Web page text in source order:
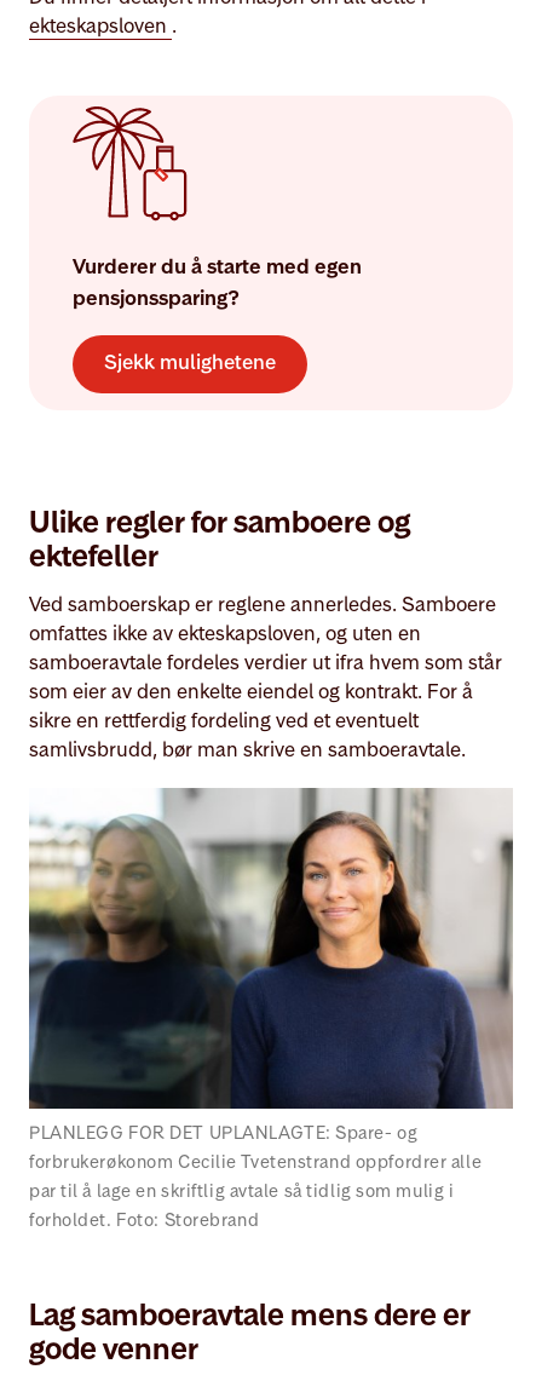
ekteskapsloven .
Vurderer du å starte med egen
pensjonssparing?
Sjekk mulighetene
Ulike regler for samboere og
ektefeller
Ved samboerskap er reglene annerledes. Samboere
omfattes ikke av ekteskapsloven, og uten en
samboeravtale fordeles verdier ut ifra hvem som står
som eier av den enkelte eiendel og kontrakt. For å
sikre en rettferdig fordeling ved et eventuelt
samlivsbrudd, bør man skrive en samboeravtale.
PLANLEGG FOR DET UPLANLAGTE: Spare- og
forbrukerøkonom Cecilie Tvetenstrand oppfordrer alle
par til å lage en skriftlig avtale så tidlig som mulig i
forholdet. Foto: Storebrand
Lag samboeravtale mens dere er
gode venner